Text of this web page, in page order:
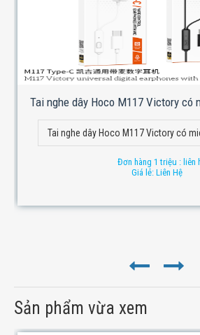
Tai nghe dây Hoco M117 Victory có
Tai nghe dây Hoco M117 Victory có
Đơn hàng 1 triệu : liên
Giá lẻ: Liên Hệ
Sản phẩm vừa xem